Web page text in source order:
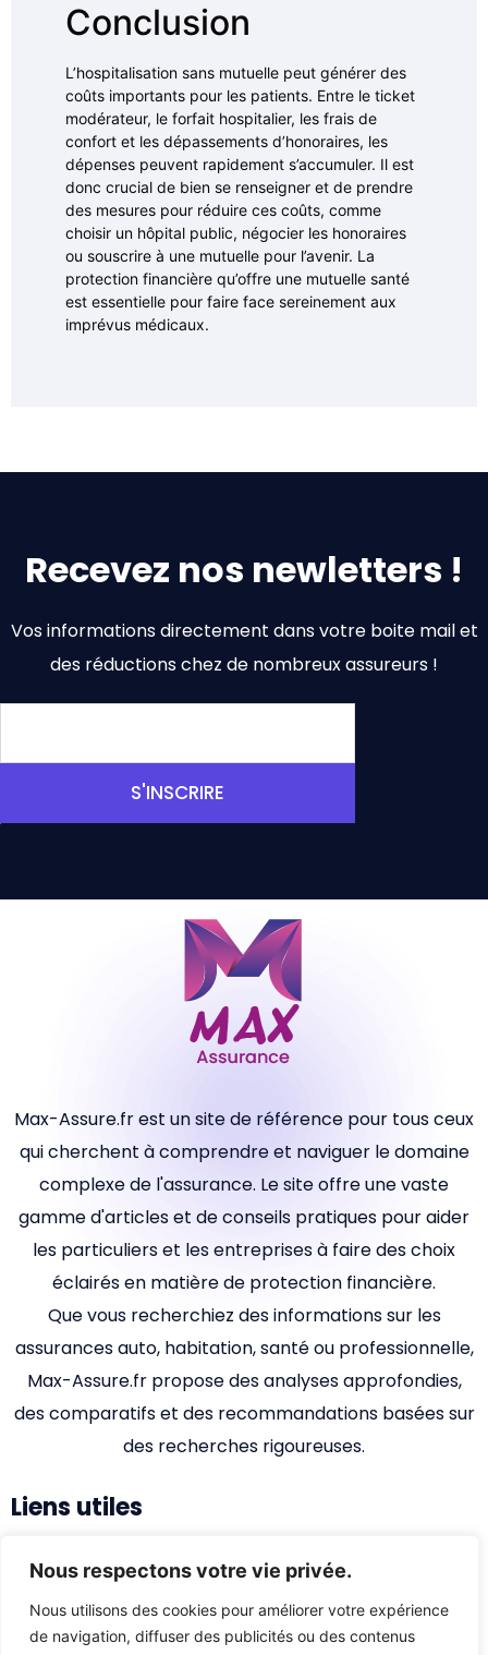
Nous respectons votre vie privée.
Nous utilisons des cookies pour améliorer votre expérience
de navigation, diffuser des publicités ou des contenus
Conclusion
L’hospitalisation sans mutuelle peut générer des
coûts importants pour les patients. Entre le ticket
modérateur, le forfait hospitalier, les frais de
confort et les dépassements d’honoraires, les
dépenses peuvent rapidement s’accumuler. Il est
donc crucial de bien se renseigner et de prendre
des mesures pour réduire ces coûts, comme
choisir un hôpital public, négocier les honoraires
ou souscrire à une mutuelle pour l’avenir. La
protection financière qu’offre une mutuelle santé
est essentielle pour faire face sereinement aux
imprévus médicaux.
Recevez nos newletters !
Vos informations directement dans votre boite mail et
des réductions chez de nombreux assureurs !
S'INSCRIRE
Max-Assure.fr est un site de référence pour tous ceux
qui cherchent à comprendre et naviguer le domaine
complexe de l'assurance. Le site offre une vaste
gamme d'articles et de conseils pratiques pour aider
les particuliers et les entreprises à faire des choix
éclairés en matière de protection financière.
Que vous recherchiez des informations sur les
assurances auto, habitation, santé ou professionnelle,
Max-Assure.fr propose des analyses approfondies,
des comparatifs et des recommandations basées sur
des recherches rigoureuses.
Liens utiles
Qui sommes-nous ?
Nous contacter